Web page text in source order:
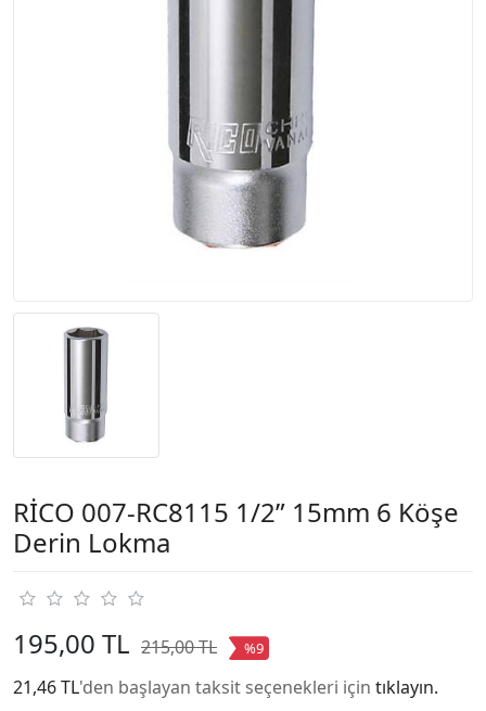
RİCO 007-RC8115 1/2” 15mm 6 Köşe
Derin Lokma
195,00 TL 215,00 TL %9
21,46 TL'den başlayan taksit seçenekleri için tıklayın.